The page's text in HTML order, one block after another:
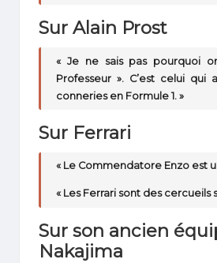
Sur Alain Prost
« Je ne sais pas pourquoi
Professeur ». C’est celui
conneries en Formule 1. »
Sur Ferrari
« Le Commendatore Enzo est
« Les Ferrari sont des cercueils
Sur son ancien
Nakajima